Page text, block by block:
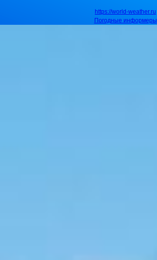
https://world-weather.ru
Погодные информеры